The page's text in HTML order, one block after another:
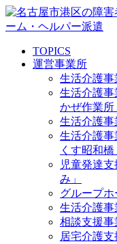
TOPICS
運営事業所
生活介護事
生活介護
かぜ作業所
生活介護事
生活介護
くす昭和橋
児童発達
み」
グループホ
生活介護事
相談支援事
居宅介護支